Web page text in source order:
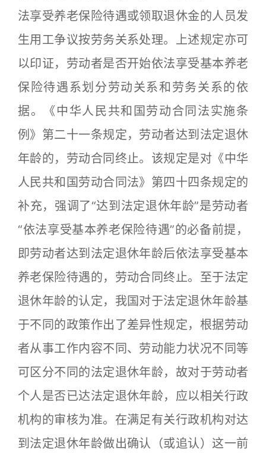
法享受养老保险待遇或领取退休金的人员发
生用工争议按劳务关系处理。上述规定亦可
以印证，劳动者是否开始依法享受基本养老
保险待遇系划分劳动关系和劳务关系的依
据。《中华人民共和国劳动合同法实施条
例》第二十一条规定，劳动者达到法定退休
年龄的，劳动合同终止。该规定是对《中华
人民共和国劳动合同法》第四十四条规定的
补充，强调了“达到法定退休年龄”是劳动者
“依法享受基本养老保险待遇”的必备前提，
即劳动者达到法定退休年龄后依法享受基本
养老保险待遇的，劳动合同终止。至于法定
退休年龄的认定，我国对于法定退休年龄基
于不同的政策作出了差异性规定，根据劳动
者从事工作内容不同、劳动能力状况不同等
可区分不同的法定退休年龄，故对于劳动者
个人是否已达法定退休年龄，应以相关行政
机构的审核为准。在满足有关行政机构对达
到法定退休年龄做出确认（或追认）这一前